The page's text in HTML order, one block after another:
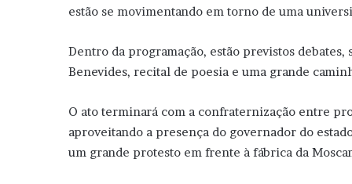
estão se movimentando em torno de uma
Dentro da programação, estão previstos
Benevides, recital de poesia e uma grande
O ato terminará com a confraternização entre
aproveitando a presença do governador do
um grande protesto em frente à fábrica da